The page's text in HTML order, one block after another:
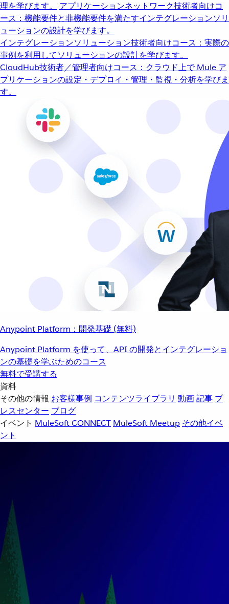
理を学びます。
アプリケーションネットワーク技術者向けコ
ース：機能要件と非機能要件を満たすインテグレーションソリ
ューションの設計を学びます。
インテグレーションソリューション技術者向けコース：実際の
事例を利用してソリューションの設計を学びます。
CloudHub技術者／管理者向けコース：クラウド上で Mule ア
プリケーションの設定・デプロイ・管理・監視・分析を学びま
す。
Anypoint Platform：開発基礎 (無料)
Anypoint Platform を使って、API の開発とインテグレーショ
ンの基礎を学ぶためのコース
無料で受講する
資料
その他の情報 お客様事例 コンテンツライブラリ 動画記事 プ
レスセンター ブログ
イベント MuleSoft CONNECT MuleSoft Meetup その他イベ
ント